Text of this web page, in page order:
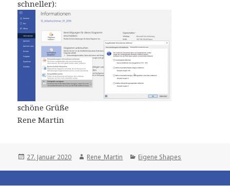
schneller):
schöne Grüße
Rene Martin
Posted
27. Januar 2020 Author
Rene_Martin Categories
Eigene Shapes